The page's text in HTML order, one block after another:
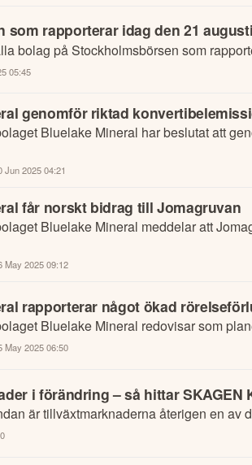
som rapporterar idag den 21 augusti
bolag på Stockholmsbörsen som
05:45
genomför riktad
Bluelake Mineral har beslutat att
Jun 2025 04:21
får norskt bidrag till Jomagruvan
Bluelake Mineral meddelar att
May 2025 09:12
rapporterar något ökad
Bluelake Mineral redovisar som
May 2025 06:50
i förändring – så hittar
är tillväxtmarknaderna återigen en av